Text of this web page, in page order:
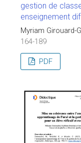
gestion de
enseignement
Myriam Girouard-
164-189
PDF